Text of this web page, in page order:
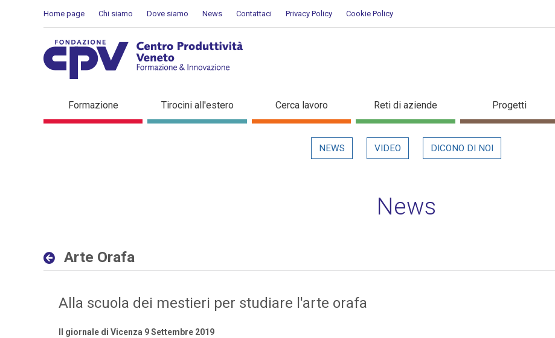
Home page Chi siamo Dove siamo News Contattaci Privacy Policy Cookie Policy
Arte Orafa - Dettaglio in evidenza
Formazione Tirocini all'estero Cerca lavoro Reti di aziende Progetti
NEWS VIDEO DICONO DI NOI
News
Arte Orafa
Alla scuola dei mestieri per studiare l'arte orafa
Il giornale di Vicenza 9 Settembre 2019